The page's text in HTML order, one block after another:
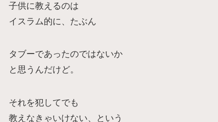
子供に教えるのは
イスラム的に、たぶん
タブーであったのではないか
と思うんだけど。
それを犯してでも
教えなきゃいけない、という